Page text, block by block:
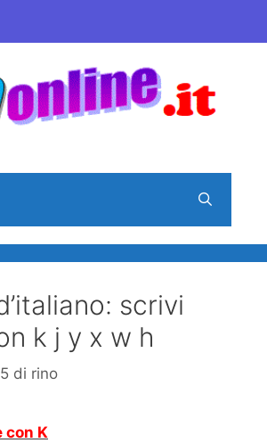
scrivi
k j y x w h
di rino
con K